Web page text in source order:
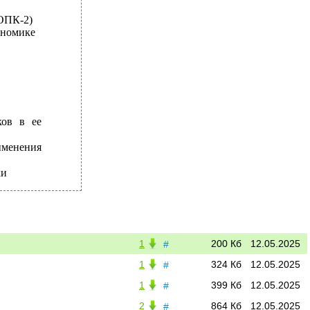
2)
в ее
# 12.05.2025
200 Кб
1
#
12.05.2025
324 Кб
1
#
12.05.2025
399 Кб
1
#
12.05.2025
864 Кб
2